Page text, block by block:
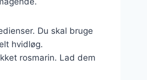
Du skal bruge
hvidløg.
rosmarin. Lad dem